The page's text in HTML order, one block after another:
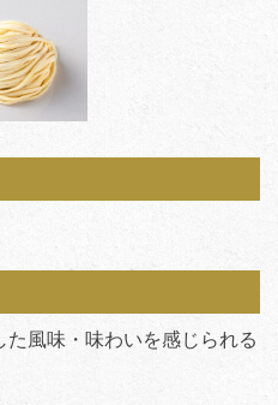
風味・味わいを感じられる